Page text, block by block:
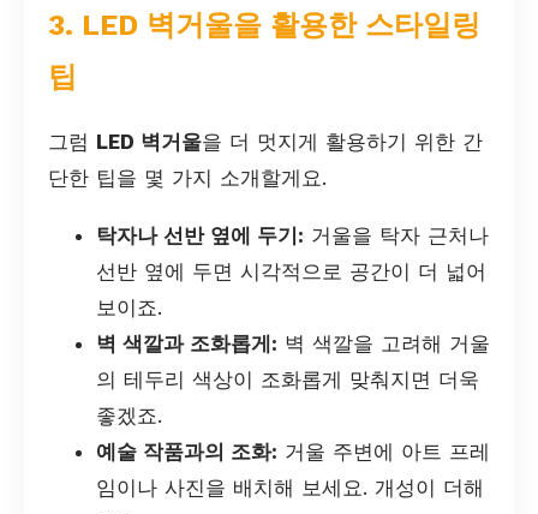
3. LED 벽거울을 활용한 스타일링
팁
그럼 LED 벽거울을 더 멋지게 활용하기 위한 간
단한 팁을 몇 가지 소개할게요.
탁자나 선반 옆에 두기: 거울을 탁자 근처나
선반 옆에 두면 시각적으로 공간이 더 넓어
보이죠.
벽 색깔과 조화롭게: 벽 색깔을 고려해 거울
의 테두리 색상이 조화롭게 맞춰지면 더욱
좋겠죠.
예술 작품과의 조화: 거울 주변에 아트 프레
임이나 사진을 배치해 보세요. 개성이 더해